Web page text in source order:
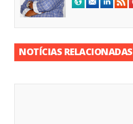
NOTÍCIAS RELACIONADAS